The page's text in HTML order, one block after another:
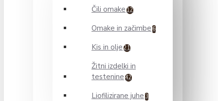
Čili omake 12
Omake in začimbe 6
Kis in olje 21
Žitni izdelki in
testenine 42
Liofilizirane juhe 3